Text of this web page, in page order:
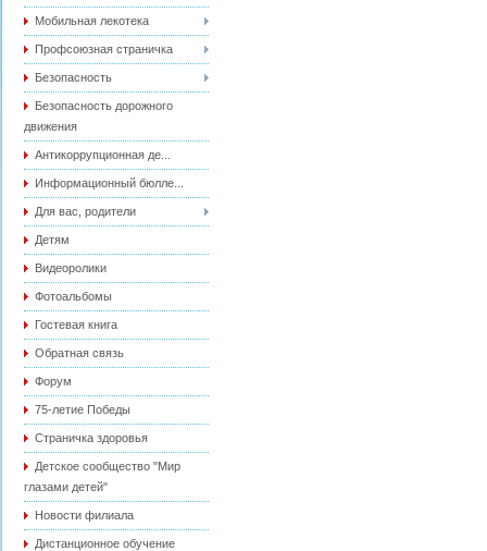
Мобильная лекотека
Профсоюзная страничка
Безопасность
Безопасность дорожного
движения
Антикоррупционная де...
Информационный бюлле...
Для вас, родители
Детям
Видеоролики
Фотоальбомы
Гостевая книга
Обратная связь
Форум
75-летие Победы
Страничка здоровья
Детское сообщество "Мир
глазами детей"
Новости филиала
Дистанционное обучение